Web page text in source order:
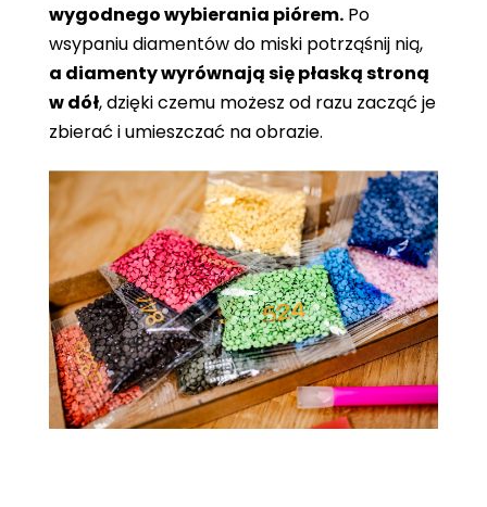
wygodnego wybierania piórem. Po
wsypaniu diamentów do miski potrząśnij nią,
a diamenty wyrównają się płaską stroną
w dół, dzięki czemu możesz od razu zacząć je
zbierać i umieszczać na obrazie.